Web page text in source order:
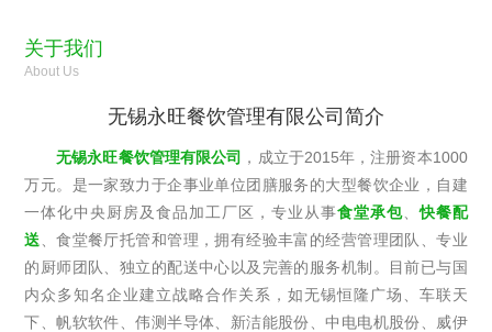
关于我们
About Us
无锡永旺餐饮管理有限公司简介
无锡永旺餐饮管理有限公司 ，成立于2015年，注册资本1000
万元。是一家致力于企事业单位团膳服务的大型餐饮企业，自建
一体化中央厨房及食品加工厂区，专业从事食堂承包、快餐配
送 、食堂餐厅托管和管理，拥有经验丰富的经营管理团队、专业
的厨师团队、独立的配送中心以及完善的服务机制。目前已与国
内众多知名企业建立战略合作关系，如无锡恒隆广场、车联天
下、帆软软件、伟测半导体、新洁能股份、中电电机股份、威伊